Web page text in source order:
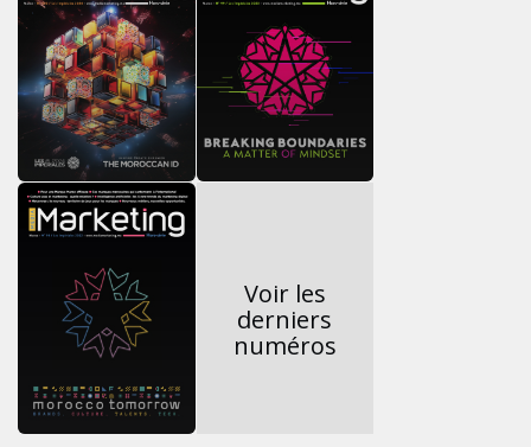
Voir les
derniers
numéros